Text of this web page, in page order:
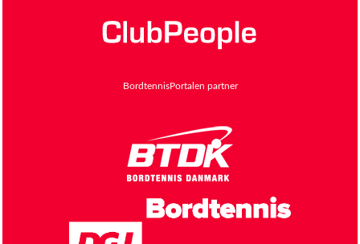
BordtennisPortalen partner